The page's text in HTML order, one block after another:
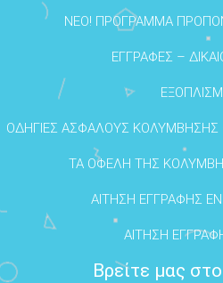
NEO! ΠΡΟΓΡΑΜΜΑ
ΕΓΓΡΑΦΕΣ –
ΟΔΗΓΙΕΣ ΑΣΦΑΛΟΥΣ
ΤΑ ΟΦΕΛΗ ΤΗΣ
ΑΙΤΗΣΗ ΕΓΓΡΑΦΗΣ
ΑΙΤΗΣΗ
Βρείτε μας